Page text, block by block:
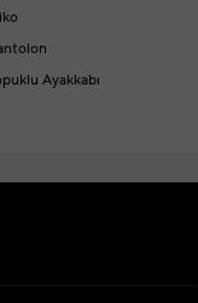
Ayakkabı